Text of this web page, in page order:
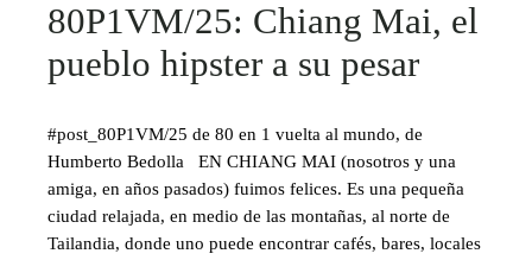
80P1VM/25: Chiang Mai, el
pueblo hipster a su pesar
#post_80P1VM/25 de 80 en 1 vuelta al mundo, de
Humberto Bedolla EN CHIANG MAI (nosotros y una
amiga, en años pasados) fuimos felices. Es una pequeña
ciudad relajada, en medio de las montañas, al norte de
Tailandia, donde uno puede encontrar cafés, bares, locales